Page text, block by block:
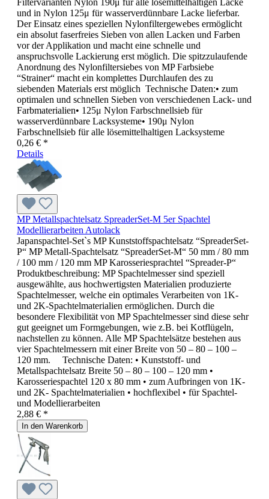
Filtervarianten Nylon 190μ für alle lösemittelhaltigen Lacke
und in Nylon 125μ für wasserverdünnbare Lacke lieferbar.
Der Einsatz eines speziellen Nylonfiltergewebes ermöglicht
ein absolut faserfreies Sieben von allen Lacken und Farben
vor der Applikation und macht eine schnelle und
anspruchsvolle Lackierung erst möglich. Die spitzzulaufende
Anordnung des Nylonfiltersiebes von MP Farbsiebe
“Strainer“ macht ein komplettes Durchlaufen des zu
siebenden Materials erst möglich Technische Daten:• zum
optimalen und schnellen Sieben von verschiedenen Lack- und
Farbmaterialien• 125μ Nylon Farbschnellsieb für
wasserverdünnbare Lacksysteme• 190μ Nylon
Farbschnellsieb für alle lösemittelhaltigen Lacksysteme
0,26 € *
Details
MP Metallspachtelsatz SpreaderSet-M 5er Spachtel
Modellierarbeiten Autolack
Japanspachtel-Set`s MP Kunststoffspachtelsatz “SpreaderSet-
P“ MP Metall-Spachtelsatz “SpreaderSet-M“ 50 mm / 80 mm
/ 100 mm / 120 mm MP Karosseriesprachtel “Spreader-P“
Produktbeschreibung: MP Spachtelmesser sind speziell
ausgewählte, aus hochwertigsten Materialien produzierte
Spachtelmesser, welche ein optimales Verarbeiten von 1K-
und 2K-Spachtelmaterialien ermöglichen. Durch die
besondere Flexibilität von MP Spachtelmesser sind diese sehr
gut geeignet um Formgebungen, wie z.B. bei Kotflügeln,
nachstellen zu können. Alle MP Spachtelsätze bestehen aus
vier Spachtelmessern mit einer Breite von 50 – 80 – 100 –
120 mm. Technische Daten: • Kunststoff- und
Metallspachtelsatz Breite 50 – 80 – 100 – 120 mm •
Karosseriespachtel 120 x 80 mm • zum Aufbringen von 1K-
und 2K- Spachtelmaterialien • hochflexibel • für Spachtel-
und Modellierarbeiten
2,88 € *
In den Warenkorb